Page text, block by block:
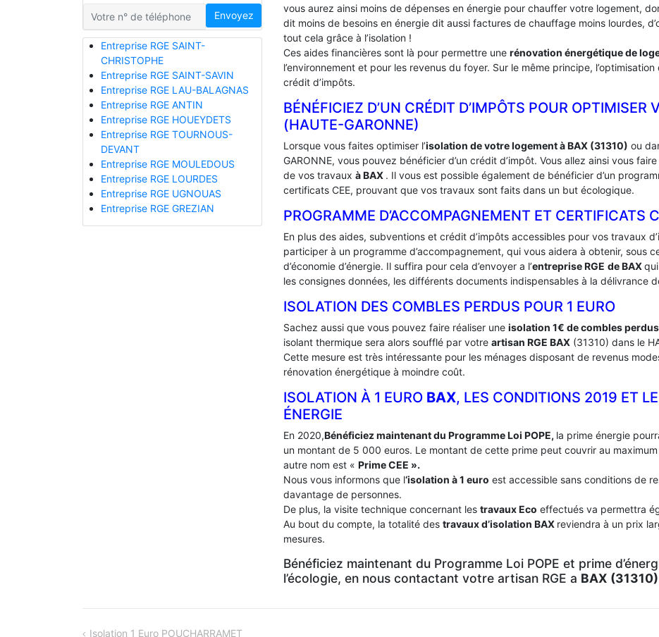
Envoyez
Entreprise RGE SAINT-
CHRISTOPHE
Entreprise RGE SAINT-SAVIN
Entreprise RGE LAU-BALAGNAS
Entreprise RGE ANTIN
Entreprise RGE HOUEYDETS
Entreprise RGE TOURNOUS-
DEVANT
Entreprise RGE MOULEDOUS
Entreprise RGE LOURDES
Entreprise RGE UGNOUAS
Entreprise RGE GREZIAN
vous aurez ainsi moins de dépenses en énergie pour chauffer votre logement,
dit moins de besoins en énergie dit aussi factures de chauffage moins lourdes,
tout cela grâce à l’isolation !
Ces aides financières sont là pour permettre une rénovation énergétique de
l’environnement et pour les revenus du foyer. Sur le même principe,
crédit d’impôts.
BÉNÉFICIEZ D’UN CRÉDIT D’IMPÔTS POUR OPTIMISER
(HAUTE-GARONNE)
Lorsque vous faites optimiser l’isolation de votre logement à BAX (31310) ou
GARONNE, vous pouvez bénéficier d’un crédit d’impôt. Vous allez ainsi vous
de vos travaux à BAX . Il vous est possible également de bénéficier d’un
certificats CEE, prouvant que vos travaux sont faits dans un but écologique.
PROGRAMME D’ACCOMPAGNEMENT ET CERTIFICATS
En plus des aides, subventions et crédit d’impôts accessibles pour vos travaux
participer à un programme d’accompagnement, qui vous aidera à obtenir, sous
d’économie d’énergie. Il suffira pour cela d’envoyer a l’entreprise RGE de BAX
les consignes données, les différents documents indispensables à la délivrance
ISOLATION DES COMBLES PERDUS POUR 1 EURO
Sachez aussi que vous pouvez faire réaliser une isolation 1€ de combles perdus
isolant thermique sera alors soufflé par votre artisan RGE BAX (31310) dans le
Cette mesure est très intéressante pour les ménages disposant de revenus
rénovation énergétique à moindre coût.
ISOLATION À 1 EURO BAX, LES CONDITIONS 2019 ET
ÉNERGIE
En 2020,Bénéficiez maintenant du Programme Loi POPE, la prime énergie
un montant de 5 000 euros. Le montant de cette prime peut couvrir au
autre nom est « Prime CEE ».
Nous vous informons que l‘isolation à 1 euro est accessible sans conditions de
davantage de personnes.
De plus, la visite technique concernant les travaux Eco effectués va permettra
Au bout du compte, la totalité des travaux d’isolation BAX reviendra à un prix
mesures.
Bénéficiez maintenant du Programme Loi POPE et prime
l’écologie, en nous contactant votre artisan RGE a BAX (31310)
Isolation 1 Euro POUCHARRAMET